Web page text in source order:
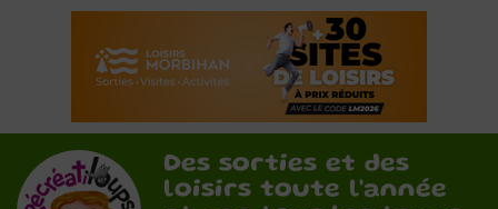
Des sorties et des
loisirs toute l'année